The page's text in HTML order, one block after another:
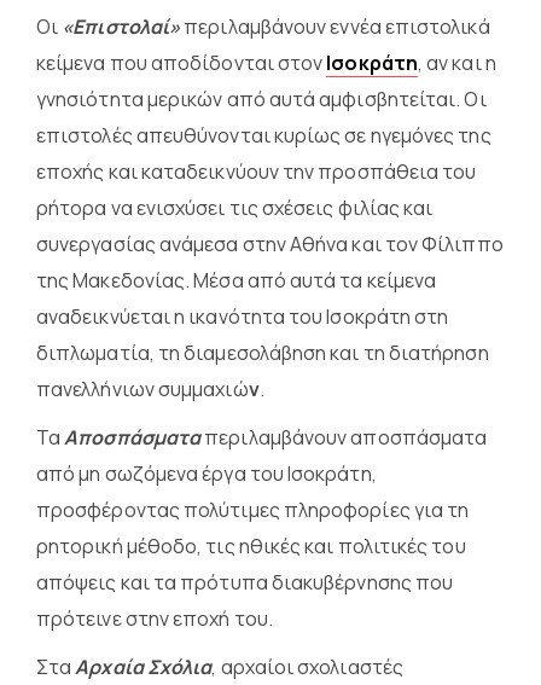
Οι «Επιστολαί»περιλαμβάνουν εννέα επιστολικά
κείμενα που αποδίδονται στονΙσοκράτη, αν και η
γνησιότητα μερικών από αυτά αμφισβητείται. Οι
επιστολές απευθύνονται κυρίως σε ηγεμόνες της
εποχής και καταδεικνύουν την προσπάθεια του
ρήτορα να ενισχύσει τις σχέσεις φιλίας και
συνεργασίας ανάμεσα στην Αθήνα και τον Φίλιππο
της Μακεδονίας. Μέσα από αυτά τα κείμενα
αναδεικνύεται η ικανότητα του Ισοκράτη στη
διπλωματία, τη διαμεσολάβηση και τη διατήρηση
πανελλήνιων συμμαχιών.
ΤαΑποσπάσματαπεριλαμβάνουν αποσπάσματα
από μη σωζόμενα έργα του Ισοκράτη,
προσφέροντας πολύτιμες πληροφορίες για τη
ρητορική μέθοδο, τις ηθικές και πολιτικές του
απόψεις και τα πρότυπα διακυβέρνησης που
πρότεινε στην εποχή του.
ΣταΑρχαία Σχόλια, αρχαίοι σχολιαστές